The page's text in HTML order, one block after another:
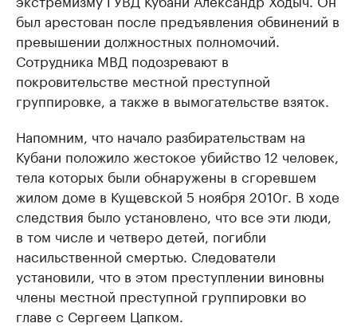
был арестован после предъявления обвинений в
превышении должностных полномочий.
Сотрудника МВД подозревают в
покровительстве местной преступной
группировке, а также в вымогательстве взяток.
Напомним, что начало разбирательствам на
Кубани положило жестокое убийство 12 человек,
тела которых были обнаружены в сгоревшем
жилом доме в Кущевской 5 ноября 2010г. В ходе
следствия было установлено, что все эти люди,
в том числе и четверо детей, погибли
насильственной смертью. Следователи
установили, что в этом преступлении виновны
члены местной преступной группировки во
главе с Сергеем Цапком.